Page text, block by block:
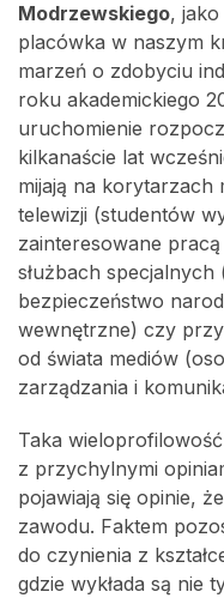
Modrzewskiego,
placówka w naszym
marzeń o zdobyciu
roku akademickiego
uruchomienie
kilkanaście lat
mijają na korytarzach
telewizji (studentów
zainteresowane
służbach
bezpieczeństwo
wewnętrzne) czy
od świata mediów
zarządzania i
Taka
z przychylnymi
pojawiają się opinie,
zawodu. Faktem
do czynienia z
gdzie wykłada są nie